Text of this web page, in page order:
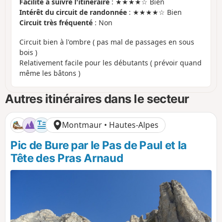
Intérêt du circuit de randonnée : ★★★★☆ Bien
Circuit très fréquenté : Non
Circuit bien à l'ombre ( pas mal de passages en sous
bois )
Relativement facile pour les débutants ( prévoir quand
même les bâtons )
Autres itinéraires dans le secteur
Montmaur • Hautes-Alpes
Pic de Bure par le Pas de Paul et la
Tête des Pras Arnaud